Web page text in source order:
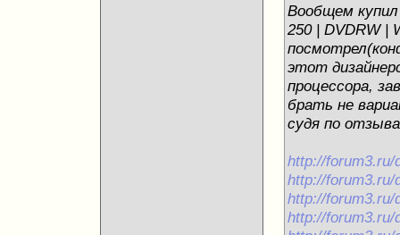
Вообщем купил
250 | DVDRW |
этот
процессора,
брать не
судя по
http://forum3.ru/
http://forum3.ru/
http://forum3.ru/
http://forum3.ru/